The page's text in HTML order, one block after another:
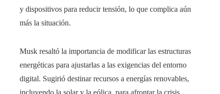
y dispositivos para reducir tensión, lo que complica aún
más la situación.
Musk resaltó la importancia de modificar las estructuras
energéticas para ajustarlas a las exigencias del entorno
digital. Sugirió destinar recursos a energías renovables,
incluyendo la solar y la eólica, para afrontar la crisis.